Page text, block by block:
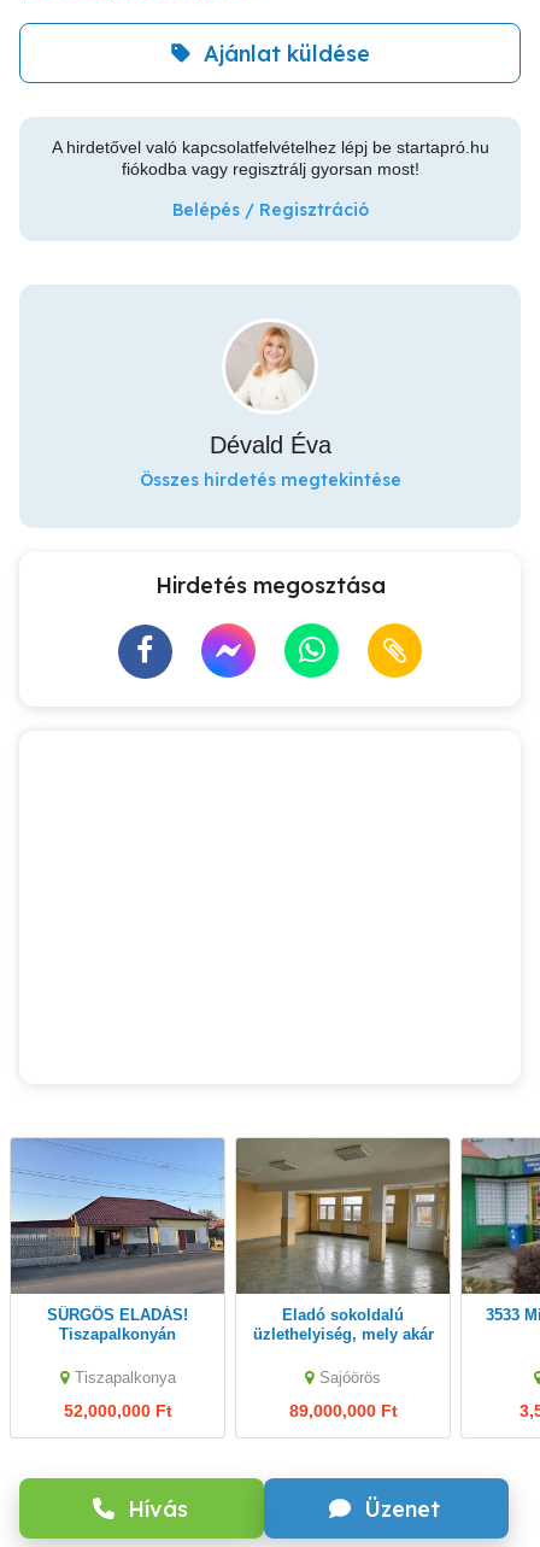
Ajánlat küldése
A hirdetővel való kapcsolatfelvételhez lépj be startapró.hu
fiókodba vagy regisztrálj gyorsan most!
Belépés / Regisztráció
Hívás Üzenet
Dévald Éva
Összes hirdetés megtekintése
Hirdetés megosztása
SÜRGŐS ELADÁS!
Tiszapalkonyán
egyben apartmanház
eladó!
Tiszapalkonya
52,000,000 Ft
Eladó sokoldalú
üzlethelyiség, mely akár
alakítható!
Sajóörös
89,000,000 Ft
3533 Miskolc,második